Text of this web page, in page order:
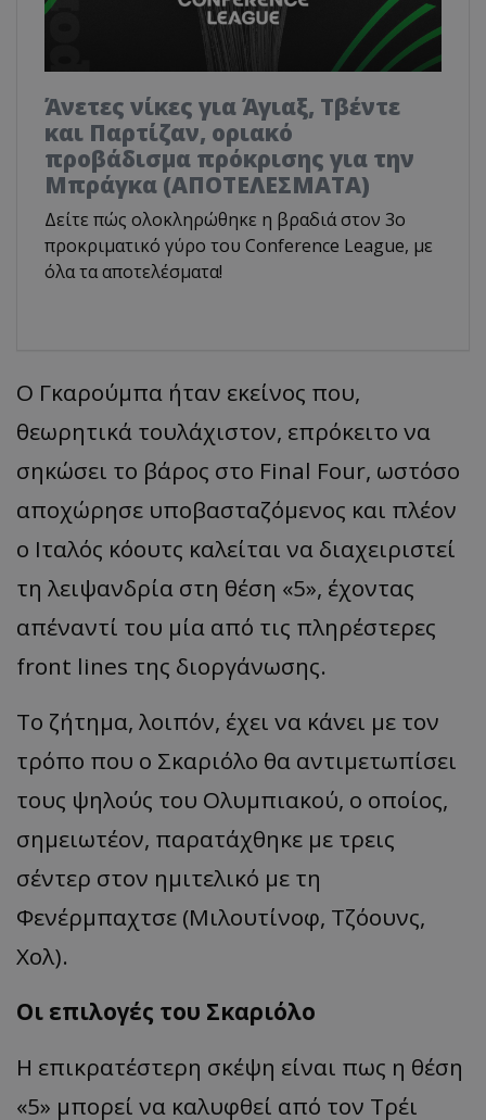
Άνετες νίκες για Άγιαξ, Τβέντε
και Παρτίζαν, οριακό
προβάδισμα πρόκρισης για την
Μπράγκα (ΑΠΟΤΕΛΕΣΜΑΤΑ)
Δείτε πώς ολοκληρώθηκε η βραδιά στον 3ο
προκριματικό γύρο του Conference League, με
όλα τα αποτελέσματα!
Ο Γκαρούμπα ήταν εκείνος που,
θεωρητικά τουλάχιστον, επρόκειτο να
σηκώσει το βάρος στο Final Four, ωστόσο
αποχώρησε υποβασταζόμενος και πλέον
ο Ιταλός κόουτς καλείται να διαχειριστεί
τη λειψανδρία στη θέση «5», έχοντας
απέναντί του μία από τις πληρέστερες
front lines της διοργάνωσης.
Το ζήτημα, λοιπόν, έχει να κάνει με τον
τρόπο που ο Σκαριόλο θα αντιμετωπίσει
τους ψηλούς του Ολυμπιακού, ο οποίος,
σημειωτέον, παρατάχθηκε με τρεις
σέντερ στον ημιτελικό με τη
Φενέρμπαχτσε (Μιλουτίνοφ, Τζόουνς,
Χολ).
Οι επιλογές του Σκαριόλο
Η επικρατέστερη σκέψη είναι πως η θέση
«5» μπορεί να καλυφθεί από τον Τρέι